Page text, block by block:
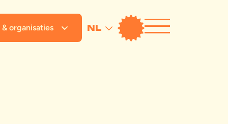
organisaties NL